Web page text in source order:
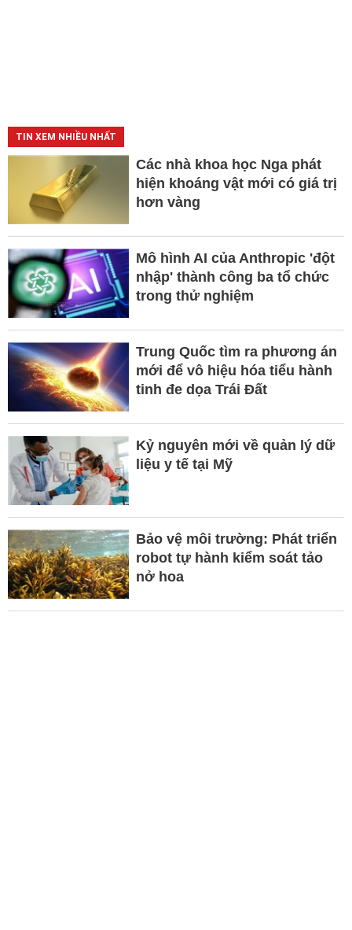
TIN XEM NHIỀU NHẤT
Các nhà khoa học Nga phát
hiện khoáng vật mới có giá trị
hơn vàng
Mô hình AI của Anthropic 'đột
nhập' thành công ba tổ chức
trong thử nghiệm
Trung Quốc tìm ra phương án
mới để vô hiệu hóa tiểu hành
tinh đe dọa Trái Đất
Kỷ nguyên mới về quản lý dữ
liệu y tế tại Mỹ
Bảo vệ môi trường: Phát triển
robot tự hành kiểm soát tảo
nở hoa